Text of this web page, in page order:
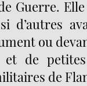
Guerre.
d’autres
ou
et de
de